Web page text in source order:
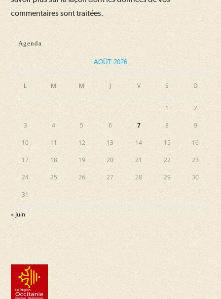
commentaires sont traitées.
Agenda
AOÛT 2026
L M M J V S D
1 2
3 4 5 6 7 8 9
10 11 12 13 14 15 16
17 18 19 20 21 22 23
24 25 26 27 28 29 30
31
« Juin